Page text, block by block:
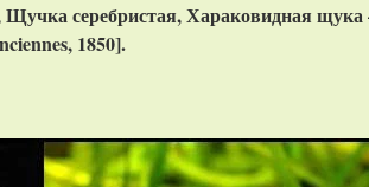
серебристая, Хараковидная
1850].